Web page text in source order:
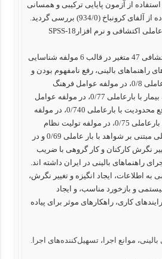
از آزمون پایایی ترکیبی و همسانی
درونی پرسشنامه با استفاده از آلفای کرونباخ (934/0) بررسی گردید.
جهت تحلیل داده از تحلیل عاملی اکتشافی و نرم افزارSPSS-18
در تحلیل عامل اکتشافی 47 متغیر در قالب 6 مولفه شناسایی
راهنماهای بالینی، رفع نامفهوم بودن و
وجود پروتکل روشن با بارعاملی 0/8، در مولفه عوامل فرهنگ
سازمانی، اطلاع رسانی به بیمار با بارعاملی 0/77، در مولفه عوامل
اقتصادی، وجود بودجه و رفع محدودیت با بارعاملی 0/740، در مولفه
عوامل بیمه، تعرفه بیمه با بارعاملی 0/75، در مولفه تولیت نظام
سلامت، وجود سیستم عملی مبتنی بر شواهد با بار عاملی 0/69 و در
نگرش کارکنان و کار گروهی با ضریب
به اطلاعات، ایجاد انگیزه و تغییر نگرش،
و بازخورد مناسب، و ایجاد
کاری، راهکارهای موثر برای پیاده
، موانع اجرا ، تسهیل‌کننده‌های اجرا.